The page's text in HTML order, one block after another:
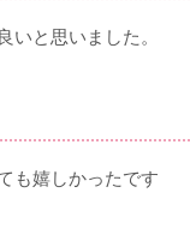
と思いました。
も嬉しかったです